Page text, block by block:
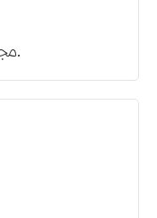
مجموعات فنيّة دون جدران: نشر الفن.